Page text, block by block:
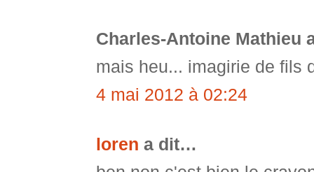
Charles-Antoine Mathieu
mais heu... imagirie de fils
4 mai 2012 à 02:24
loren a dit…